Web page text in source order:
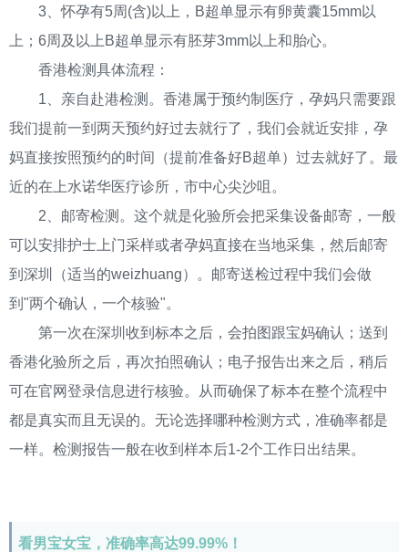
3、怀孕有5周(含)以上，B超单显示有卵黄囊15mm以
上；6周及以上B超单显示有胚芽3mm以上和胎心。
香港检测具体流程：
1、亲自赴港检测。香港属于预约制医疗，孕妈只需要跟
我们提前一到两天预约好过去就行了，我们会就近安排，孕
妈直接按照预约的时间（提前准备好B超单）过去就好了。最
近的在上水诺华医疗诊所，市中心尖沙咀。
2、邮寄检测。这个就是化验所会把采集设备邮寄，一般
可以安排护士上门采样或者孕妈直接在当地采集，然后邮寄
到深圳（适当的weizhuang）。邮寄送检过程中我们会做
到"两个确认，一个核验"。
第一次在深圳收到标本之后，会拍图跟宝妈确认；送到
香港化验所之后，再次拍照确认；电子报告出来之后，稍后
可在官网登录信息进行核验。从而确保了标本在整个流程中
都是真实而且无误的。无论选择哪种检测方式，准确率都是
一样。检测报告一般在收到样本后1-2个工作日出结果。
看男宝女宝，准确率高达99.99%！